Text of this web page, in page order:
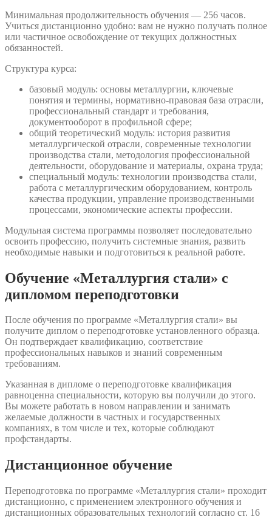
Минимальная продолжительность обучения — 256 часов.
Учиться дистанционно удобно: вам не нужно получать полное
или частичное освобождение от текущих должностных
обязанностей.
Структура курса:
базовый модуль: основы металлургии, ключевые
понятия и термины, нормативно-правовая база отрасли,
профессиональный стандарт и требования,
документооборот в профильной сфере;
общий теоретический модуль: история развития
металлургической отрасли, современные технологии
производства стали, методология профессиональной
деятельности, оборудование и материалы, охрана труда;
специальный модуль: технологии производства стали,
работа с металлургическим оборудованием, контроль
качества продукции, управление производственными
процессами, экономические аспекты профессии.
Модульная система программы позволяет последовательно
освоить профессию, получить системные знания, развить
необходимые навыки и подготовиться к реальной работе.
Обучение «Металлургия стали» с
дипломом переподготовки
После обучения по программе «Металлургия стали» вы
получите диплом о переподготовке установленного образца.
Он подтверждает квалификацию, соответствие
профессиональных навыков и знаний современным
требованиям.
Указанная в дипломе о переподготовке квалификация
равноценна специальности, которую вы получили до этого.
Вы можете работать в новом направлении и занимать
желаемые должности в частных и государственных
компаниях, в том числе и тех, которые соблюдают
профстандарты.
Дистанционное обучение
Переподготовка по программе «Металлургия стали» проходит
дистанционно, с применением электронного обучения и
дистанционных образовательных технологий согласно ст. 16